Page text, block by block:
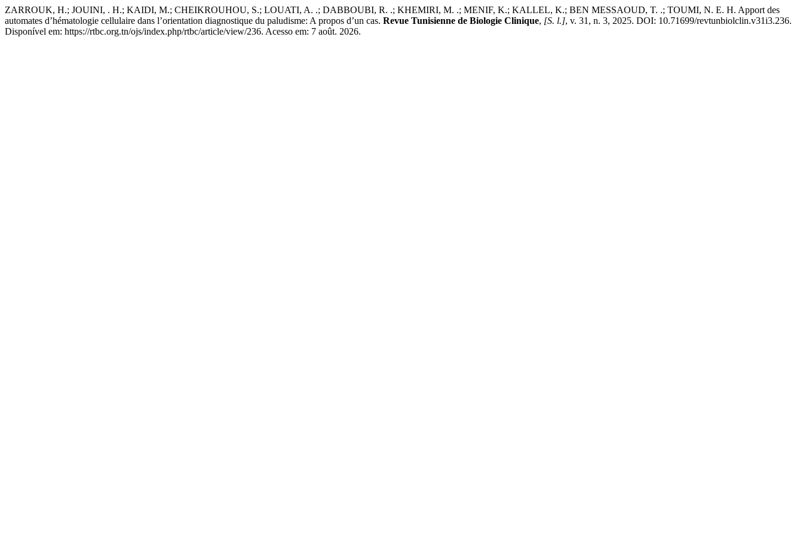
ZARROUK, H.; JOUINI, . H.; KAIDI, M.; CHEIKROUHOU, S.; LOUATI, A. .; DABBOUBI, R. .; KHEMIRI, M. .; MENIF, K.; KALLEL, K.; BEN MESSAOUD, T. .; TOUMI, N. E. H. Apport des
automates d’hématologie cellulaire dans l’orientation diagnostique du paludisme: A propos d’un cas. Revue Tunisienne de Biologie Clinique, [S. l.], v. 31, n. 3, 2025. DOI: 10.71699/revtunbiolclin.v31i3.236.
Disponível em: https://rtbc.org.tn/ojs/index.php/rtbc/article/view/236. Acesso em: 7 août. 2026.